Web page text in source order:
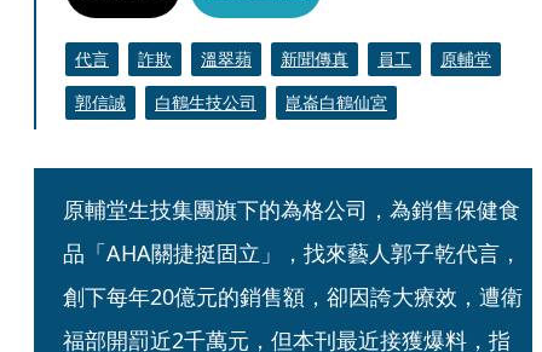
代言 詐欺 溫翠蘋 新聞傳真 員工
原輔堂
郭信誠
白鶴生技公司 崑崙白鶴仙宮
原輔堂生技集團旗下的為格公司，為銷售保健食
品「AHA關捷挺固立」，找來藝人郭子乾代言，
創下每年20億元的銷售額，卻因誇大療效，遭衛
福部開罰近2千萬元，但本刊最近接獲爆料，指